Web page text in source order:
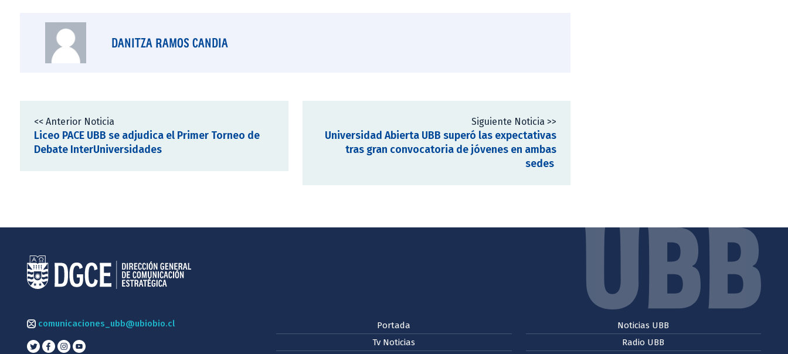
DANITZA RAMOS CANDIA
<< Anterior Noticia
Liceo PACE UBB se adjudica el Primer Torneo de
Debate InterUniversidades
Siguiente Noticia >>
Universidad Abierta UBB superó las expectativas
tras gran convocatoria de jóvenes en ambas
sedes
comunicaciones_ubb@ubiobio.cl
Portada
Tv Noticias
Noticias UBB
Radio UBB